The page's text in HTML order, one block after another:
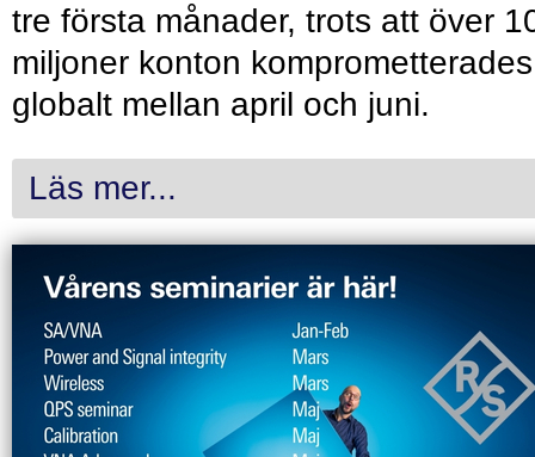
tre första månader, trots att över
miljoner konton komprometterades
globalt mellan april och juni.
Läs mer...